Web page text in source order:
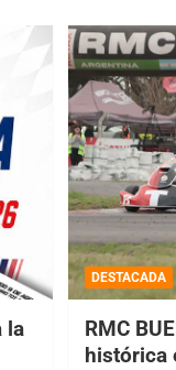
la
DESTACADA
RMC
histórica